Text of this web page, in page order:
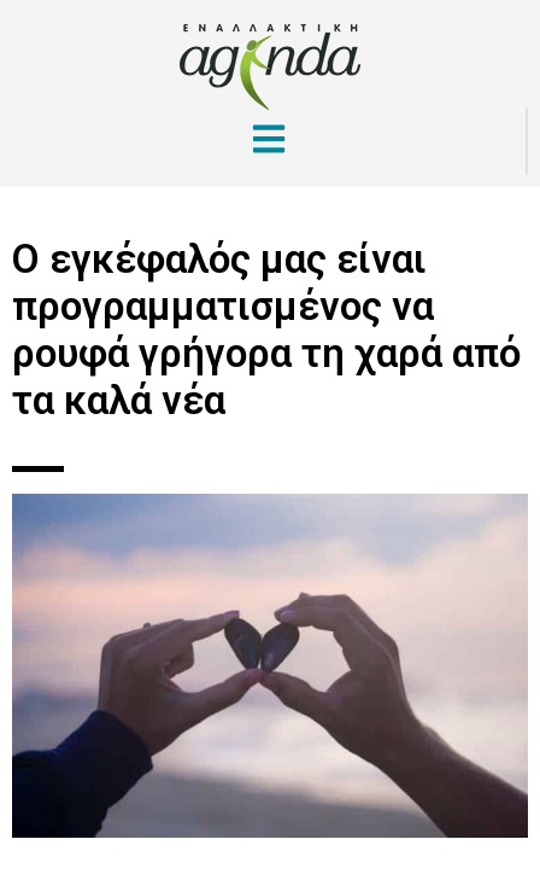
Ο εγκέφαλός μας είναι
προγραμματισμένος να
ρουφά γρήγορα τη χαρά από
τα καλά νέα